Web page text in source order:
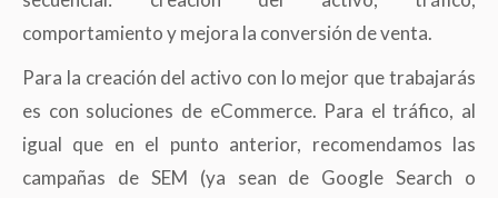
comportamiento y mejora la conversión de venta.
Para la creación del activo con lo mejor que trabajarás
es con soluciones de eCommerce. Para el tráfico, al
igual que en el punto anterior, recomendamos las
campañas de SEM (ya sean de Google Search o